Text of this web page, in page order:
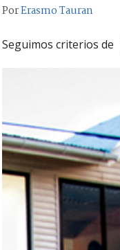
PorErasmo Tauran
Seguimos criterios de